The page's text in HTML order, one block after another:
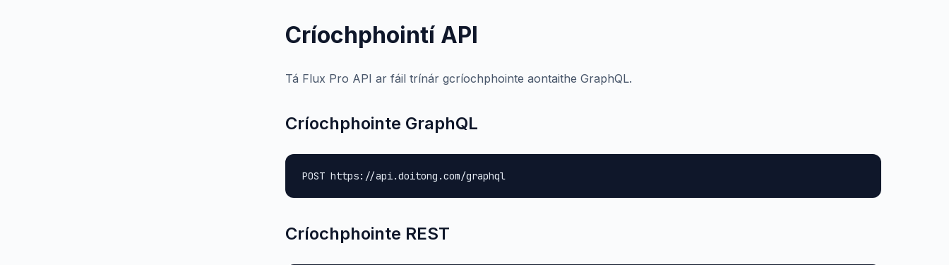
Críochphointí API
Tá Flux Pro API ar fáil trínár gcríochphointe aontaithe GraphQL.
Críochphointe GraphQL
POST https://api.doitong.com/graphql
Críochphointe REST